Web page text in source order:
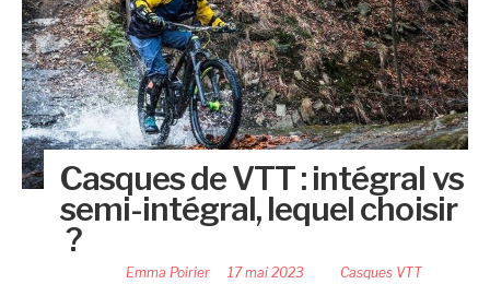
Casques de VTT : intégral vs
semi-intégral, lequel choisir
?
Emma Poirier 17 mai 2023 Casques VTT